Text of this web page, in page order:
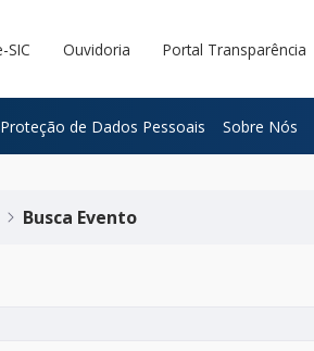
SIC Ouvidoria Portal Transparência
de Dados Pessoais Sobre Nós
Busca Evento